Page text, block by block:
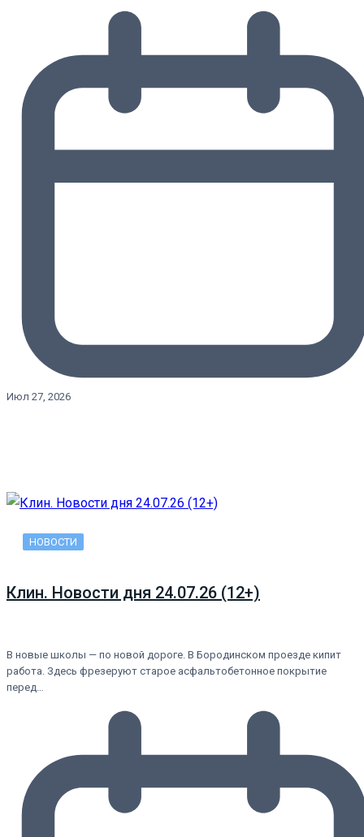
Июл 27, 2026
НОВОСТИ
Клин. Новости дня 24.07.26 (12+)
В новые школы — по новой дороге. В Бородинском проезде кипит
работа. Здесь фрезеруют старое асфальтобетонное покрытие
перед…